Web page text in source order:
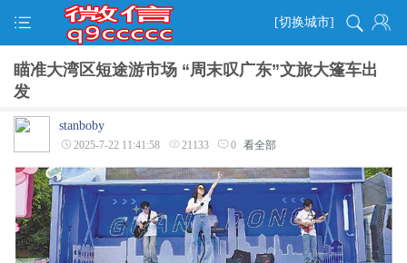
[切换城市]
瞄准大湾区短途游市场 “周末叹广东”文旅大篷车出
发
stanboby
2025-7-22 11:41:58 21133 0 看全部